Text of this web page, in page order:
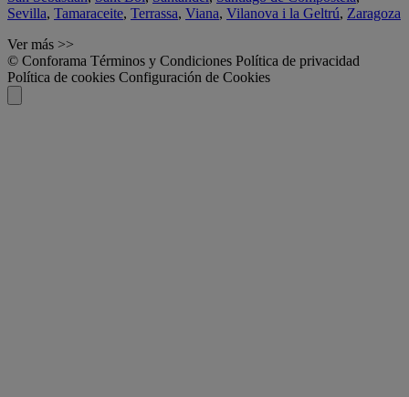
Sevilla, Tamaraceite, Terrassa, Viana, Vilanova i la Geltrú, Zaragoza
Ver más >>
© Conforama Términos y Condiciones Política de privacidad
Política de cookies Configuración de Cookies